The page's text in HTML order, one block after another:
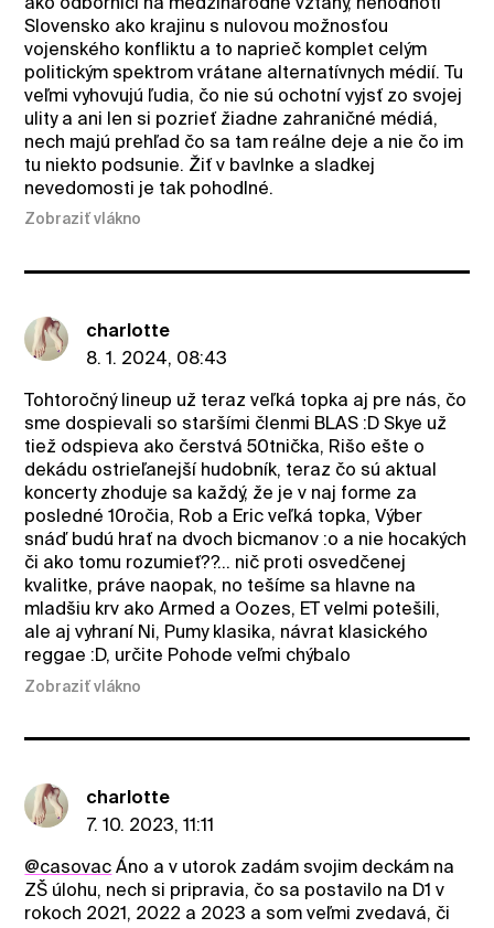
Slovensko ako krajinu s nulovou možnosťou
vojenského konfliktu a to naprieč komplet celým
politickým spektrom vrátane alternatívnych médií. Tu
veľmi vyhovujú ľudia, čo nie sú ochotní vyjsť zo svojej
ulity a ani len si pozrieť žiadne zahraničné médiá,
nech majú prehľad čo sa tam reálne deje a nie čo im
tu niekto podsunie. Žiť v bavlnke a sladkej
nevedomosti je tak pohodlné.
Zobraziť vlákno
charlotte
8. 1. 2024, 08:43
Tohtoročný lineup už teraz veľká topka aj pre nás, čo
sme dospievali so staršími členmi BLAS :D Skye už
tiež odspieva ako čerstvá 50tnička, Rišo ešte o
dekádu ostrieľanejší hudobník, teraz čo sú aktual
koncerty zhoduje sa každý, že je v naj forme za
posledné 10ročia, Rob a Eric veľká topka, Výber
snáď budú hrať na dvoch bicmanov :o a nie hocakých
či ako tomu rozumieť??... nič proti osvedčenej
kvalitke, práve naopak, no tešíme sa hlavne na
mladšiu krv ako Armed a Oozes, ET velmi potešili,
ale aj vyhraní Ni, Pumy klasika, návrat klasického
reggae :D, určite Pohode veľmi chýbalo
Zobraziť vlákno
charlotte
7. 10. 2023, 11:11
@casovac Áno a v utorok zadám svojim deckám na
ZŠ úlohu, nech si pripravia, čo sa postavilo na D1 v
rokoch 2021, 2022 a 2023 a som veľmi zvedavá, či